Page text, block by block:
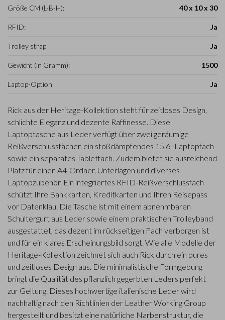
Größe CM (L-B-H): 40 x 10 x 30
RFID: Ja
Trolley strap Ja
Gewicht (in Gramm): 1500
Laptop-Option Ja
Rick aus der Heritage-Kollektion steht für zeitloses Design,
schlichte Eleganz und dezente Raffinesse. Diese
Laptoptasche aus Leder verfügt über zwei geräumige
Reißverschlussfächer, ein stoßdämpfendes 15,6"-Laptopfach
sowie ein separates Tabletfach. Zudem bietet sie ausreichend
Platz für einen A4-Ordner, Unterlagen und diverses
Laptopzubehör. Ein integriertes RFID-Reißverschlussfach
schützt Ihre Bankkarten, Kreditkarten und Ihren Reisepass
vor Datenklau. Die Tasche ist mit einem abnehmbaren
Schultergurt aus Leder sowie einem praktischen Trolleyband
ausgestattet, das dezent im rückseitigen Fach verborgen ist
und für ein klares Erscheinungsbild sorgt. Wie alle Modelle der
Heritage-Kollektion zeichnet sich auch Rick durch ein pures
und zeitloses Design aus. Die minimalistische Formgebung
bringt die Qualität des pflanzlich gegerbten Leders perfekt
zur Geltung. Dieses hochwertige italienische Leder wird
nachhaltig nach den Richtlinien der Leather Working Group
hergestellt und besitzt eine natürliche Narbenstruktur, die